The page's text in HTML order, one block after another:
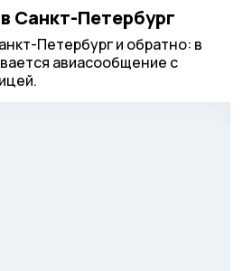
Санкт-Петербург
Петербург и обратно: в
авиасообщение с